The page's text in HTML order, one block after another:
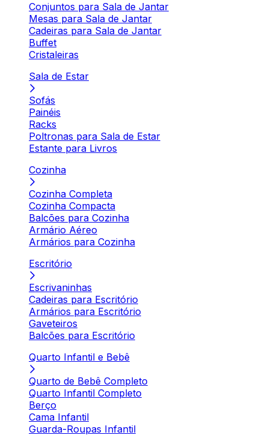
Conjuntos para Sala de Jantar
Mesas para Sala de Jantar
Cadeiras para Sala de Jantar
Buffet
Cristaleiras
Sala de Estar
Sofás
Painéis
Racks
Poltronas para Sala de Estar
Estante para Livros
Cozinha
Cozinha Completa
Cozinha Compacta
Balcões para Cozinha
Armário Aéreo
Armários para Cozinha
Escritório
Escrivaninhas
Cadeiras para Escritório
Armários para Escritório
Gaveteiros
Balcões para Escritório
Quarto Infantil e Bebê
Quarto de Bebê Completo
Quarto Infantil Completo
Berço
Cama Infantil
Guarda-Roupas Infantil